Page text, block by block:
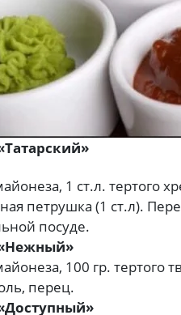
1 ст.л. тертого
петрушка (1 ст.л).
посуде.
100 гр. тертого
перец.